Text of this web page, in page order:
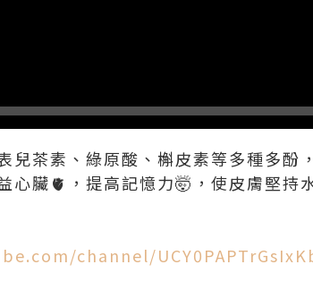
兒茶素、綠原酸、槲皮素等多種多酚
心臟🫀，提高記憶力🤯，使皮膚堅持
channel/